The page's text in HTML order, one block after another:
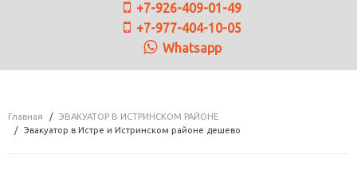
+7-926-409-01-49
+7-977-404-10-05
Whatsapp
Главная
ЭВАКУАТОР В ИСТРИНСКОМ РАЙОНЕ
Эвакуатор в Истре и Истринском районе дешево